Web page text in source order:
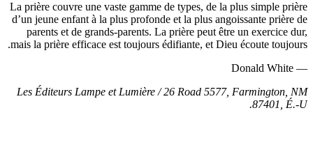
La prière couvre une vaste gamme de types, de la plus
d’un jeune enfant à la plus profonde et la plus
parents et de grands-parents. La prière peut être un
mais la prière efficace est toujours édifiante, et Dieu
Les Éditeurs Lampe et Lumière / 26 Road 5577,